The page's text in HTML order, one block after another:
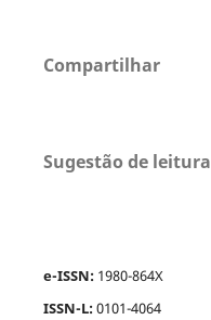
Compartilhar
Sugestão de leitura
e-ISSN: 1980-864X
ISSN-L:0101-4064